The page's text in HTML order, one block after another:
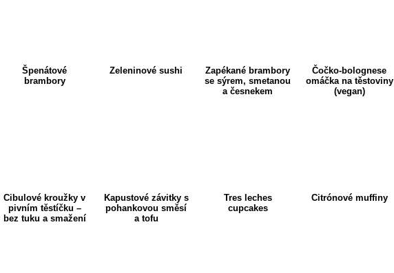
Špenátové
brambory
Zeleninové sushi
Zapékané brambory
se sýrem, smetanou
a česnekem
Čočko-bolognese
omáčka na těstoviny
(vegan)
Cibulové kroužky v
pivním těstíčku –
bez tuku a smažení
Kapustové závitky s
pohankovou směsí
a tofu
Tres leches
cupcakes
Citrónové muffiny